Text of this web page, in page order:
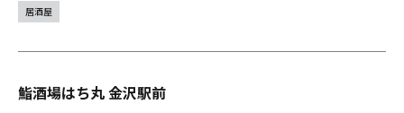
居酒屋
鮨酒場はち丸 金沢駅前